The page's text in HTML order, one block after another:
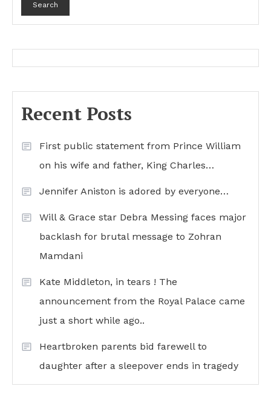
Search
Recent Posts
First public statement from Prince William
on his wife and father, King Charles…
Jennifer Aniston is adored by everyone…
Will & Grace star Debra Messing faces major
backlash for brutal message to Zohran
Mamdani
Kate Middleton, in tears ! The
announcement from the Royal Palace came
just a short while ago..
Heartbroken parents bid farewell to
daughter after a sleepover ends in tragedy